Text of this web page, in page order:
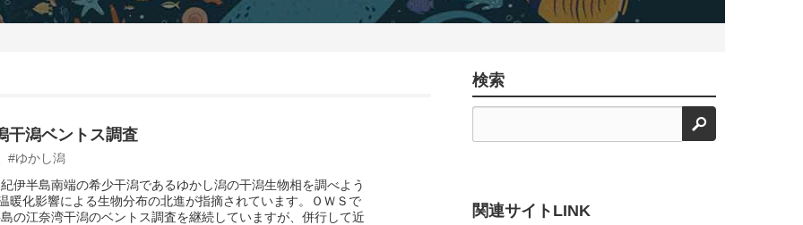
干潟ベントス調査
#ゆかし潟
伊半島南端の希少干潟であるゆかし潟の干潟生物相を調べよう
暖化影響による生物分布の北進が指摘されています。ＯＷＳで
の江奈湾干潟のベントス調査を継続していますが、併行して近
検索
検索
関連サイトLINK